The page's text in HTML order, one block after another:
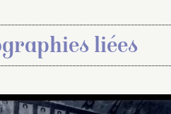
liées